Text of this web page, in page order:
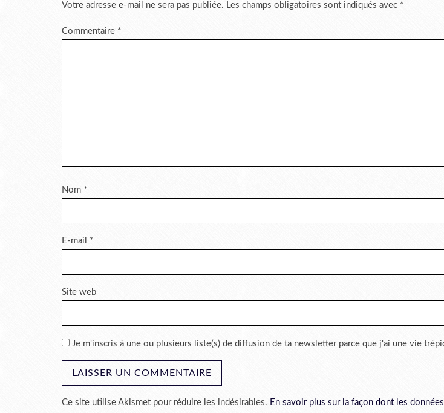
Votre adresse e-mail ne sera pas publiée. Les champs obligatoires sont indiqués avec *
Commentaire *
Nom *
E-mail *
Site web
Je m'inscris à une ou plusieurs liste(s) de diffusion de ta newsletter parce que j'ai une vie
Ce site utilise Akismet pour réduire les indésirables. En savoir plus sur la façon dont les